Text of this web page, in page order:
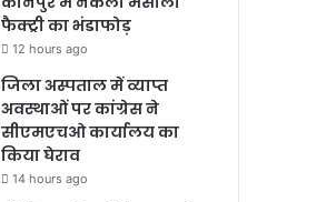
फैक्ट्री का भंडाफोड़
12 hours ago
जिला अस्पताल में व्याप्त
अवस्थाओं पर कांग्रेस ने
सीएमएचओ कार्यालय का
किया घेराव
14 hours ago